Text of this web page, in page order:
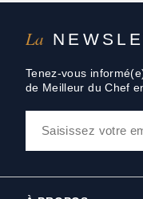
La
Tenez-vous
de Meilleur du Chef